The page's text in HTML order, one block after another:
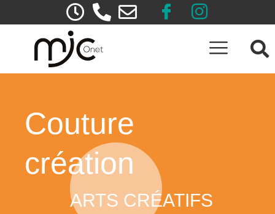
Couture
création
ARTS CRÉATIFS